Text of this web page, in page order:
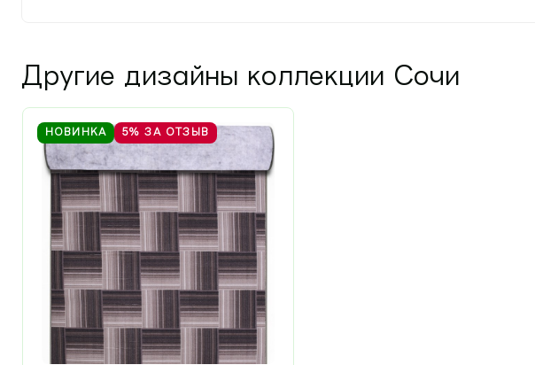
Другие дизайны коллекции Сочи
НОВИНКА 5% ЗА ОТЗЫВ